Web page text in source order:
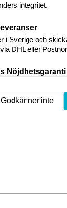
integritet.
i Sverige och
DHL eller
Nöjdhetsgaranti
Godkänner inte